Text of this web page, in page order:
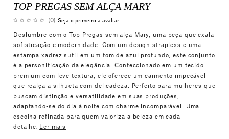
TOP PREGAS SEM ALÇA MARY
(0) Seja o primeiro a avaliar
Deslumbre com o Top Pregas sem alça Mary, uma peça que exala
sofisticação e modernidade. Com um design strapless e uma
estampa xadrez sutil em um tom de azul profundo, este conjunto
é a personificação da elegância. Confeccionado em um tecido
premium com leve textura, ele oferece um caimento impecável
que realça a silhueta com delicadeza. Perfeito para mulheres que
buscam distinção e versatilidade em suas produções,
adaptando-se do dia à noite com charme incomparável. Uma
escolha refinada para quem valoriza a beleza em cada
detalhe. Ler mais